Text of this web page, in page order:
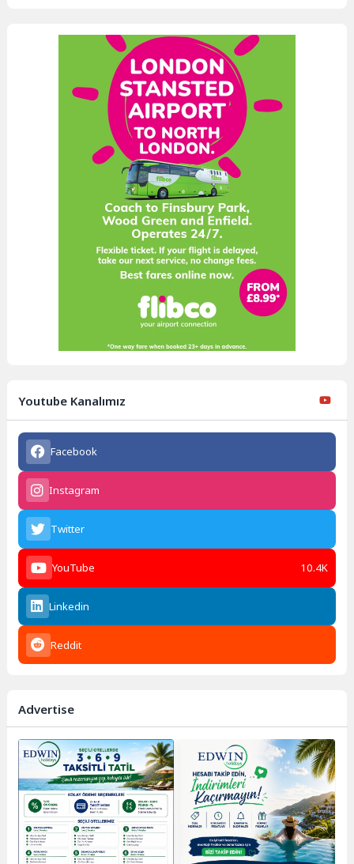
Youtube Kanalımız
Facebook
Instagram
Twitter
YouTube 10.4K
Linkedin
Reddit
Advertise